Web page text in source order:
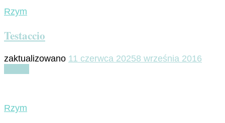
Rzym
Testaccio
zaktualizowano 11 czerwca 20258 września 2016
Rzym